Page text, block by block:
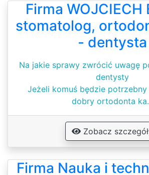
Firma WOJCIECH
stomatolog,
- dentysta
Na jakie sprawy zwrócić uwagę
dentysty
Jeżeli komuś będzie potrzebny
dobry ortodonta
Zobacz
Firma Nauka i